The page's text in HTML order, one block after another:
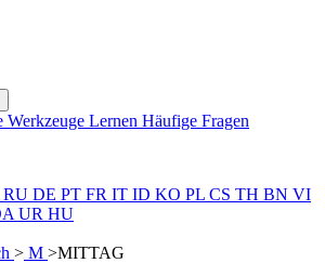
Werkzeuge Lernen Häufige Fragen
RU DE PT FR IT ID KO PL CS TH BN VI
UR HU
> M >MITTAG